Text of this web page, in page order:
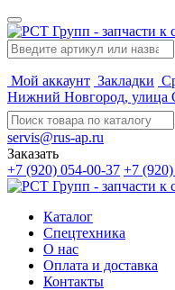
Мой аккаунт Закладки
Нижний Новгород, улица
servis@rus-ap.ru
Заказать
+7 (920) 054-00-37 +7
Каталог
Спецтехника
О нас
Оплата и доставка
Контакты